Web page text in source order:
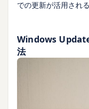
での更新が活用され
Windows
法